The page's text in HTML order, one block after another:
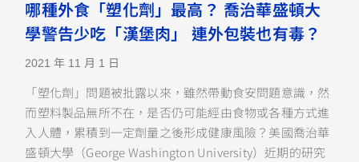
哪種外食「塑化劑」最高？ 喬治華盛頓大
學警告少吃「漢堡肉」 連外包裝也有毒？
2021 年 11 月 1 日
「塑化劑」問題被批露以來，雖然帶動食安問題意識，然
而塑料製品無所不在，是否仍可能經由食物或各種方式進
入人體，累積到一定劑量之後形成健康風險？美國喬治華
盛頓大學（George Washington University）近期的研究